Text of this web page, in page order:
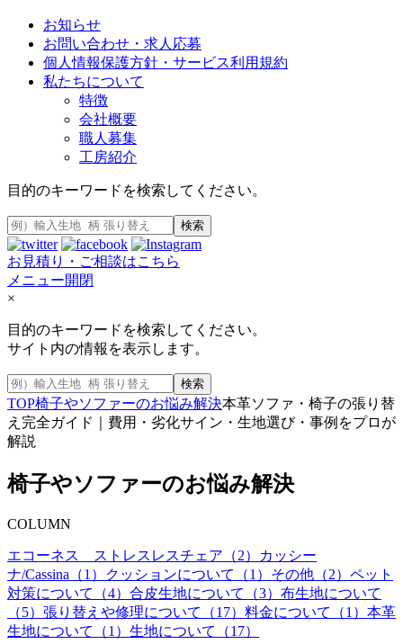
お知らせ
お問い合わせ・求人応募
個人情報保護方針・サービス利用規約
私たちについて
特徴
会社概要
職人募集
工房紹介
目的のキーワードを検索してください。
検索
お見積り・ご相談はこちら
メニュー開閉
×
目的のキーワードを検索してください。
サイト内の情報を表示します。
検索
TOP椅子やソファーのお悩み解決本革ソファ・椅子の張り替
え完全ガイド｜費用・劣化サイン・生地選び・事例をプロが
解説
椅子やソファーのお悩み解決
COLUMN
エコーネス ストレスレスチェア（2）
カッシー
ナ/Cassina（1）
クッションについて（1） その他（2） ペット
対策について（4） 合皮生地について（3） 布生地について
（5） 張り替えや修理について（17） 料金について（1） 本革
生地について（1） 生地について（17）